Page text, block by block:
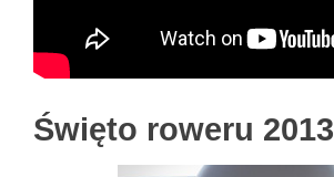
Święto roweru 2013